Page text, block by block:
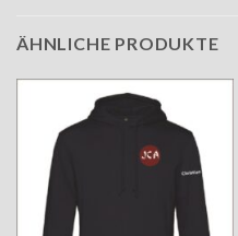
ÄHNLICHE PRODUKTE